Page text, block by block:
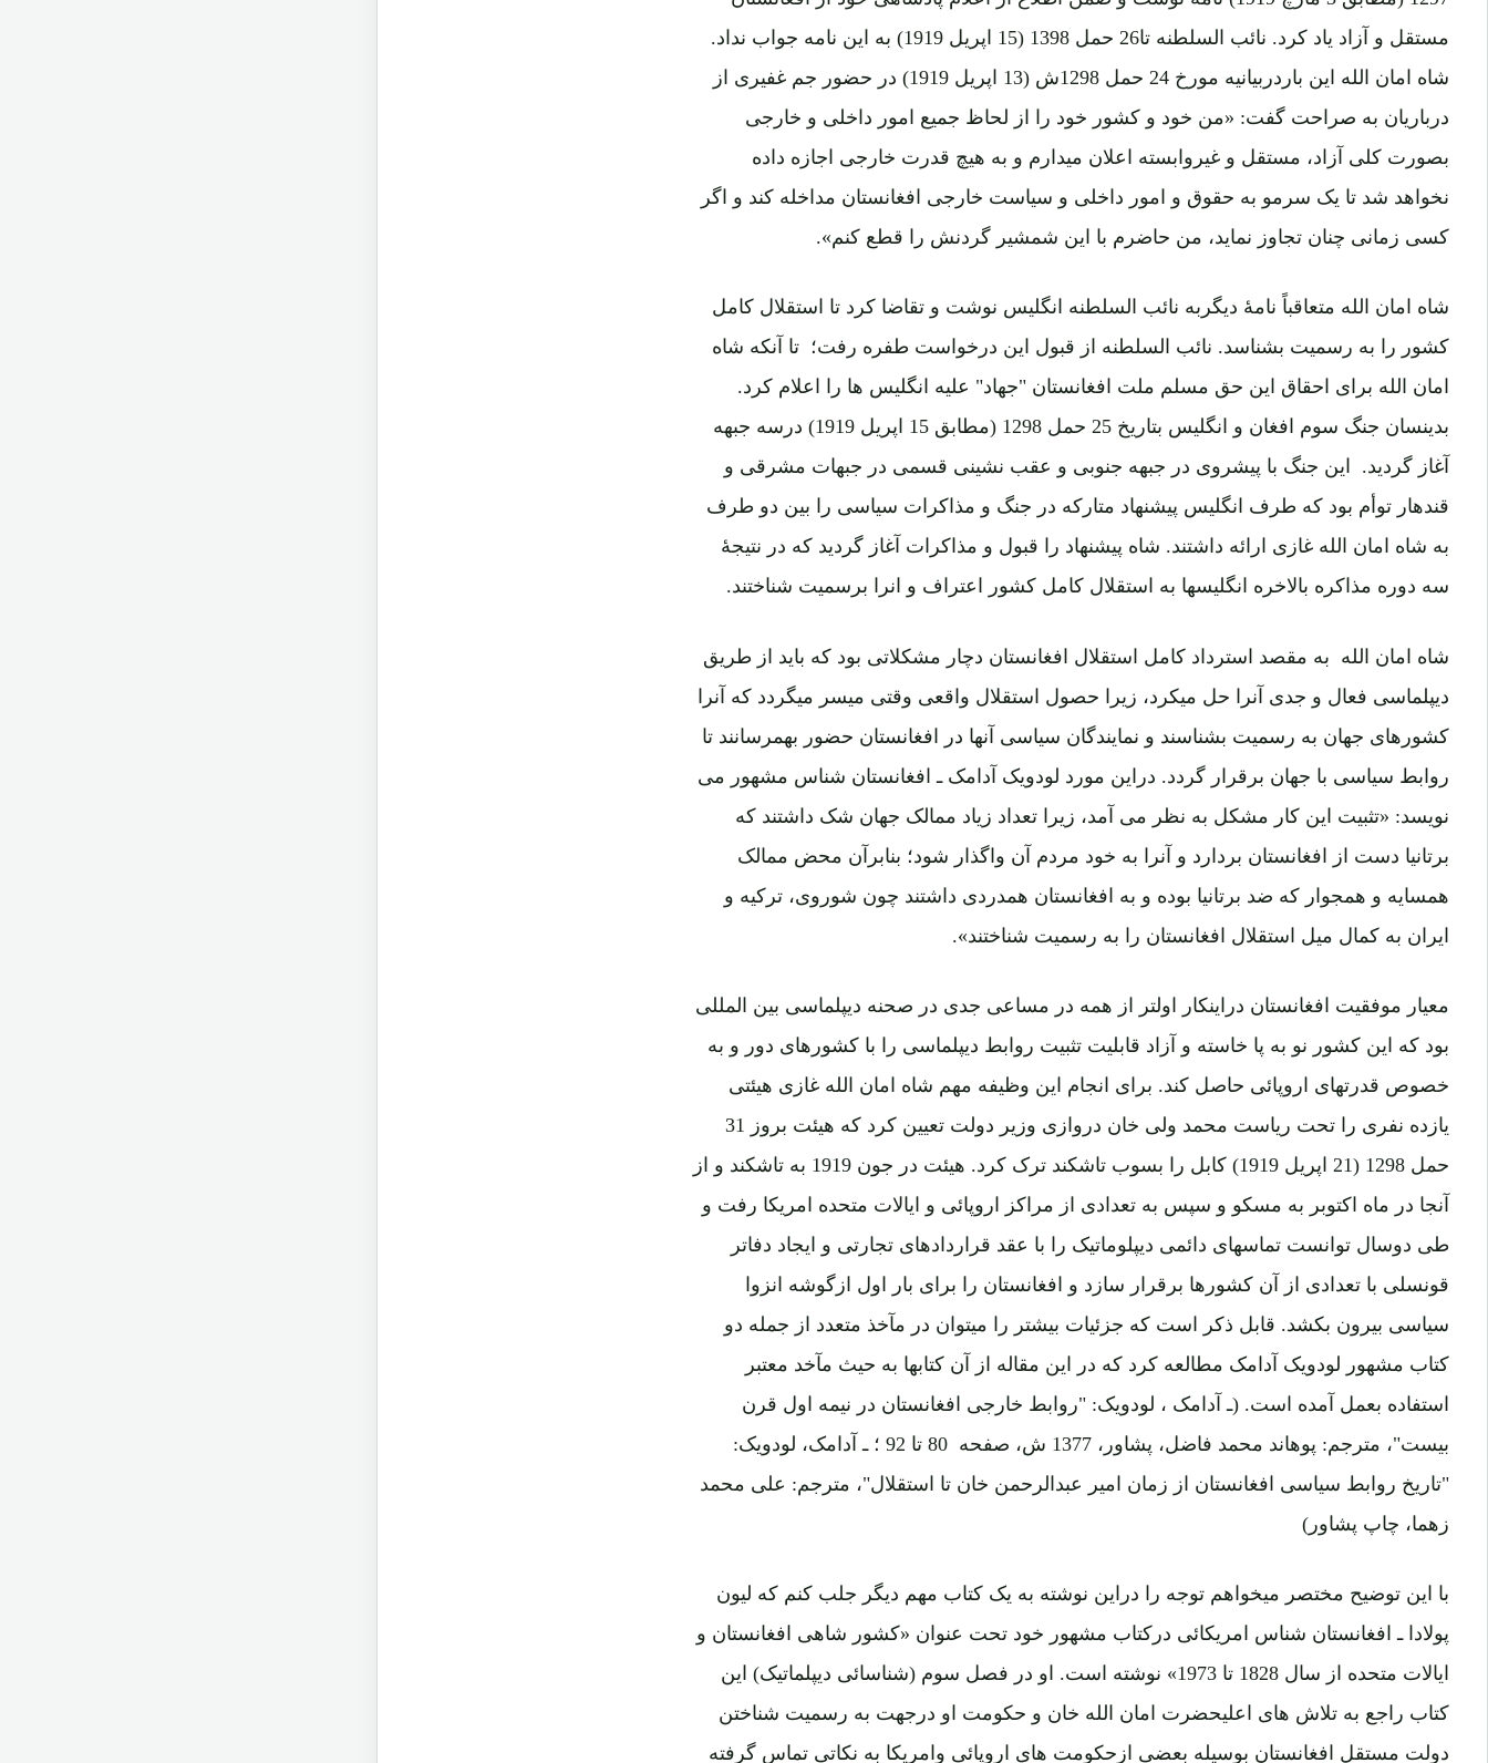
1297 (مطابق 3 مارچ 1919) نامه نوشت و ضمن اطلاع از اعلام پادشاهی خود از افغانستان
مستقل و آزاد یاد کرد. نائب السلطنه تا26 حمل 1398 (15 اپریل 1919) به این نامه جواب نداد.
شاه امان الله این باردربیانیه مورخ 24 حمل 1298ش (13 اپریل 1919) در حضور جم غفیری از
درباریان به صراحت گفت: «من خود و کشور خود را از لحاظ جمیع امور داخلی و خارجی
بصورت کلی آزاد، مستقل و غیروابسته اعلان میدارم و به هیچ قدرت خارجی اجازه داده
نخواهد شد تا یک سرمو به حقوق و امور داخلی و سیاست خارجی افغانستان مداخله کند و اگر
کسی زمانی چنان تجاوز نماید، من حاضرم با این شمشیر گردنش را قطع کنم».
شاه امان الله متعاقباً نامۀ دیگربه نائب السلطنه انگلیس نوشت و تقاضا کرد تا استقلال کامل
کشور را به رسمیت بشناسد. نائب السلطنه از قبول این درخواست طفره رفت؛ تا آنکه شاه
امان الله برای احقاق این حق مسلم ملت افغانستان "جهاد" علیه انگلیس ها را اعلام کرد.
بدینسان جنگ سوم افغان و انگلیس بتاریخ 25 حمل 1298 (مطابق 15 اپریل 1919) درسه جبهه
آغاز گردید. این جنگ با پیشروی در جبهه جنوبی و عقب نشینی قسمی در جبهات مشرقی و
قندهار توأم بود که طرف انگلیس پیشنهاد متارکه در جنگ و مذاکرات سیاسی را بین دو طرف
به شاه امان الله غازی ارائه داشتند. شاه پیشنهاد را قبول و مذاکرات آغاز گردید که در نتیجۀ
سه دوره مذاکره بالاخره انگلیسها به استقلال کامل کشور اعتراف و انرا برسمیت شناختند.
شاه امان الله به مقصد استرداد کامل استقلال افغانستان دچار مشکلاتی بود که باید از طریق
دیپلماسی فعال و جدی آنرا حل میکرد، زیرا حصول استقلال واقعی وقتی میسر میگردد که آنرا
کشورهای جهان به رسمیت بشناسند و نمایندگان سیاسی آنها در افغانستان حضور بهمرسانند تا
روابط سیاسی با جهان برقرار گردد. دراین مورد لودویک آدامک ـ افغانستان شناس مشهور می
نویسد: «تثبیت این کار مشکل به نظر می آمد، زیرا تعداد زیاد ممالک جهان شک داشتند که
برتانیا دست از افغانستان بردارد و آنرا به خود مردم آن واگذار شود؛ بنابرآن محض ممالک
همسایه و همجوار که ضد برتانیا بوده و به افغانستان همدردی داشتند چون شوروی، ترکیه و
ایران به کمال میل استقلال افغانستان را به رسمیت شناختند».
معیار موفقیت افغانستان دراینکار اولتر از همه در مساعی جدی در صحنه دیپلماسی بین المللی
بود که این کشور نو به پا خاسته و آزاد قابلیت تثبیت روابط دیپلماسی را با کشورهای دور و به
خصوص قدرتهای اروپائی حاصل کند. برای انجام این وظیفه مهم شاه امان الله غازی هیئتی
یازده نفری را تحت ریاست محمد ولی خان دروازی وزیر دولت تعیین کرد که هیئت بروز 31
حمل 1298 (21 اپریل 1919) کابل را بسوب تاشکند ترک کرد. هیئت در جون 1919 به تاشکند و از
آنجا در ماه اکتوبر به مسکو و سپس به تعدادی از مراکز اروپائی و ایالات متحده امریکا رفت و
طی دوسال توانست تماسهای دائمی دیپلوماتیک را با عقد قراردادهای تجارتی و ایجاد دفاتر
قونسلی با تعدادی از آن کشورها برقرار سازد و افغانستان را برای بار اول ازگوشه انزوا
سیاسی بیرون بکشد. قابل ذکر است که جزئیات بیشتر را میتوان در مآخذ متعدد از جمله دو
کتاب مشهور لودویک آدامک مطالعه کرد که در این مقاله از آن کتابها به حیث مآخد معتبر
استفاده بعمل آمده است. (ـآدامک ، لودویک: "روابط خارجی افغانستان در نیمه اول قرن
بیست"، مترجم: پوهاند محمد فاضل، پشاور، 1377 ش، صفحه 80 تا 92 ؛ ـ آدامک، لودویک:
"تاریخ روابط سیاسی افغانستان از زمان امیر عبدالرحمن خان تا استقلال"، مترجم: علی محمد
زهما، چاپ پشاور)
با این توضیح مختصر میخواهم توجه را دراین نوشته به یک کتاب مهم دیگر جلب کنم که لیون
پولادا ـ افغانستان شناس امریکائی درکتاب مشهور خود تحت عنوان «کشور شاهی افغانستان و
ایالات متحده از سال 1828 تا 1973» نوشته است. او در فصل سوم (شناسائی دیپلماتیک) این
کتاب راجع به تلاش های اعلیحضرت امان الله خان و حکومت او درجهت به رسمیت شناختن